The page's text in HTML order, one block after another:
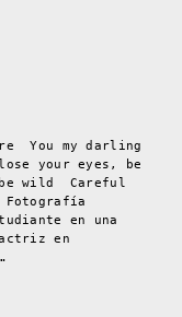
You my darling
your eyes, be
wild Careful
en una
en